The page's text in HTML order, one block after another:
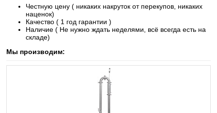
Честную цену ( никаких накруток от перекупов, никаких
наценок)
Качество ( 1 год гарантии )
Наличие ( Не нужно ждать неделями, всё всегда есть на
складе)
Мы производим: